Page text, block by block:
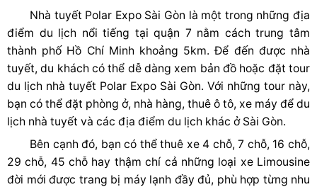
Nhà tuyết Polar Expo Sài Gòn là một trong những địa
điểm du lịch nổi tiếng tại quận 7 nằm cách trung tâm
thành phố Hồ Chí Minh khoảng 5km.Để đến được nhà
tuyết, du khách có thể dễ dàng xem bản đồ hoặc đặt tour
du lịch nhà tuyết Polar Expo Sài Gòn. Với những tour này,
bạn có thể đặt phòng ở, nhà hàng, thuê ô tô, xe máy để du
lịch nhà tuyết và các địa điểm du lịch khác ở Sài Gòn.
Bên cạnh đó, bạn có thể thuê xe 4 chỗ, 7 chỗ, 16 chỗ,
29 chỗ, 45 chỗ hay thậm chí cả những loại xe Limousine
đời mới được trang bị máy lạnh đầy đủ, phù hợp từng nhu